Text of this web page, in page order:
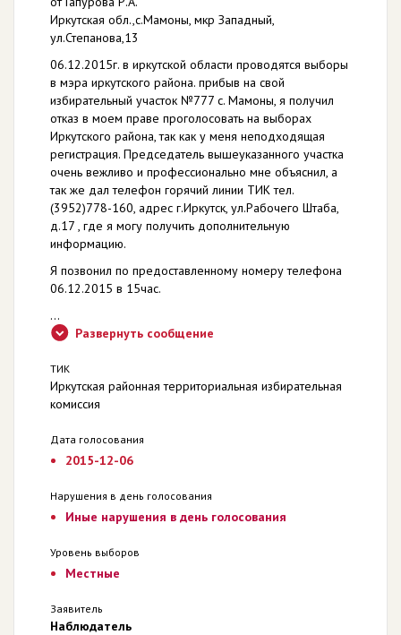
Иркутская обл.,с.Мамоны, мкр Западный,
ул.Степанова,13
06.12.2015г. в иркутской области проводятся выборы
в мэра иркутского района. прибыв на свой
избирательный участок №777 с. Мамоны, я получил
отказ в моем праве проголосовать на выборах
Иркутского района, так как у меня неподходящая
регистрация. Председатель вышеуказанного участка
очень вежливо и профессионально мне объяснил, а
так же дал телефон горячий линии ТИК тел.
(3952)778-160, адрес г.Иркутск, ул.Рабочего Штаба,
д.17 , где я могу получить дополнительную
информацию.
Я позвонил по предоставленному номеру телефона
06.12.2015 в 15час.
...
Развернуть сообщение
ТИК
Иркутская районная территориальная избирательная
комиссия
Дата голосования
2015-12-06
Нарушения в день голосования
Иные нарушения в день голосования
Уровень выборов
Местные
Заявитель
Наблюдатель